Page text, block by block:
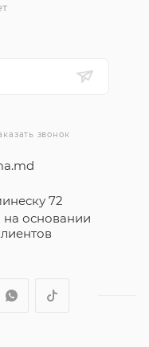
звонок
72
на основании